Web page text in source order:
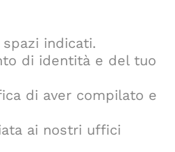
indicati.
di identità e del tuo
di aver compilato e
ai nostri uffici